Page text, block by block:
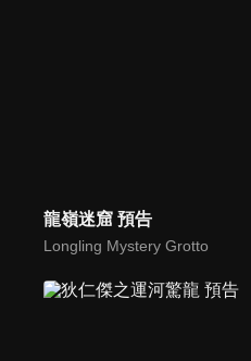
龍嶺迷窟 預告
Longling Mystery Grotto